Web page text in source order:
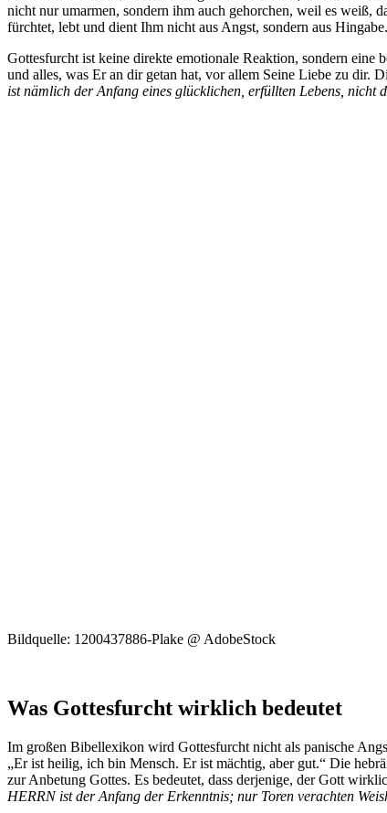
nicht nur umarmen, sondern ihm auch gehorchen, weil es weiß,
fürchtet, lebt und dient Ihm nicht aus Angst, sondern aus Hingabe.
Gottesfurcht ist keine direkte emotionale Reaktion, sondern eine
und alles, was Er an dir getan hat, vor allem Seine Liebe zu dir.
ist nämlich der Anfang eines glücklichen, erfüllten Lebens, nicht
Bildquelle: 1200437886-Plake @ AdobeStock
Was Gottesfurcht wirklich bedeutet
Im großen Bibellexikon wird Gottesfurcht nicht als panische
„Er ist heilig, ich bin Mensch. Er ist mächtig, aber gut.“ Die
zur Anbetung Gottes. Es bedeutet, dass derjenige, der Gott
HERRN ist der Anfang der Erkenntnis; nur Toren verachten